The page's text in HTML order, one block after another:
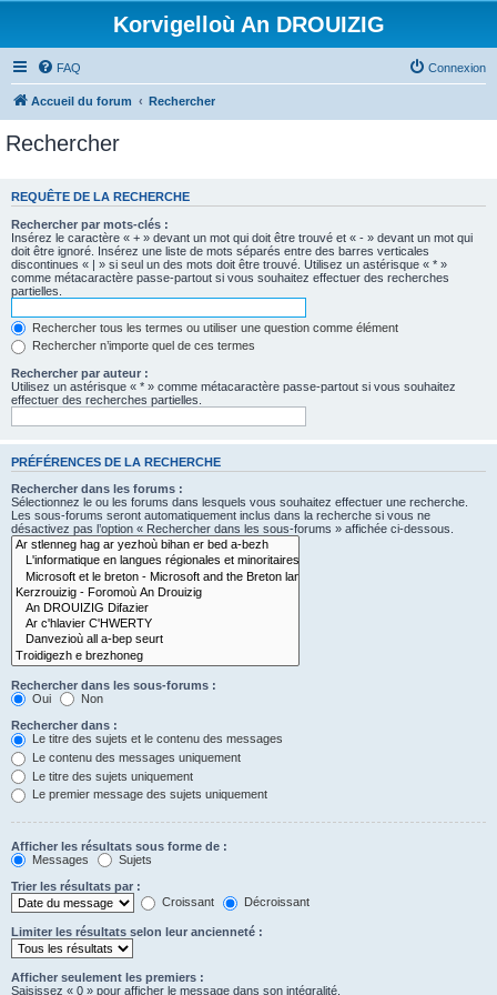
Korvigelloù An DROUIZIG
FAQ Connexion
Accueil du forum Rechercher
Rechercher
REQUÊTE DE LA RECHERCHE
Rechercher par mots-clés :
Insérez le caractère « + » devant un mot qui doit être trouvé et « - » devant un mot qui
doit être ignoré. Insérez une liste de mots séparés entre des barres verticales
discontinues « | » si seul un des mots doit être trouvé. Utilisez un astérisque « * »
comme métacaractère passe-partout si vous souhaitez effectuer des recherches
partielles.
Rechercher tous les termes ou utiliser une question comme élément
Rechercher n’importe quel de ces termes
Rechercher par auteur :
Utilisez un astérisque « * » comme métacaractère passe-partout si vous souhaitez
effectuer des recherches partielles.
PRÉFÉRENCES DE LA RECHERCHE
Rechercher dans les forums :
Sélectionnez le ou les forums dans lesquels vous souhaitez effectuer une recherche.
Les sous-forums seront automatiquement inclus dans la recherche si vous ne
désactivez pas l’option « Rechercher dans les sous-forums » affichée ci-dessous.
Rechercher dans les sous-forums :
Oui
Non
Rechercher dans :
Le titre des sujets et le contenu des messages
Le contenu des messages uniquement
Le titre des sujets uniquement
Le premier message des sujets uniquement
Afficher les résultats sous forme de :
Messages
Sujets
Trier les résultats par :
Croissant
Décroissant
Limiter les résultats selon leur ancienneté :
Afficher seulement les premiers :
Saisissez « 0 » pour afficher le message dans son intégralité.